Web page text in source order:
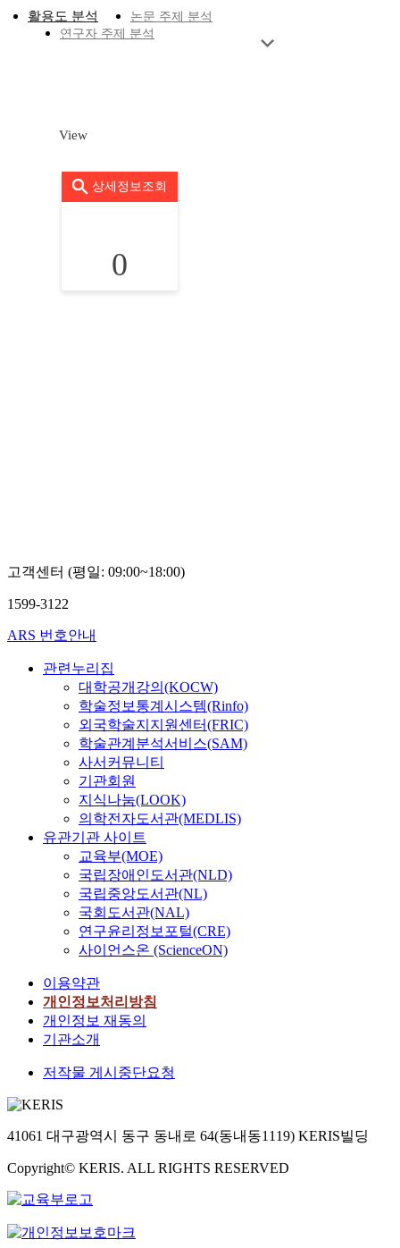
활용도 분석
논문 주제 분석
연구자 주제 분석
View
상세정보조회
0
고객센터 (평일: 09:00~18:00)
1599-3122
ARS 번호안내
관련누리집
대학공개강의(KOCW)
학술정보통계시스템(Rinfo)
외국학술지지원센터(FRIC)
학술관계분석서비스(SAM)
사서커뮤니티
기관회원
지식나눔(LOOK)
의학전자도서관(MEDLIS)
유관기관 사이트
교육부(MOE)
국립장애인도서관(NLD)
국립중앙도서관(NL)
국회도서관(NAL)
연구윤리정보포털(CRE)
사이언스온 (ScienceON)
이용약관
개인정보처리방침
개인정보 재동의
기관소개
저작물 게시중단요청
41061 대구광역시 동구 동내로 64(동내동1119) KERIS빌딩
Copyright© KERIS. ALL RIGHTS RESERVED